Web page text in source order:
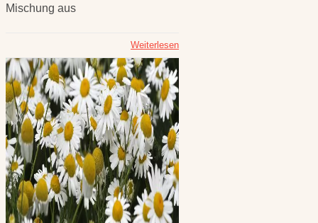
Mischung aus
Weiterlesen